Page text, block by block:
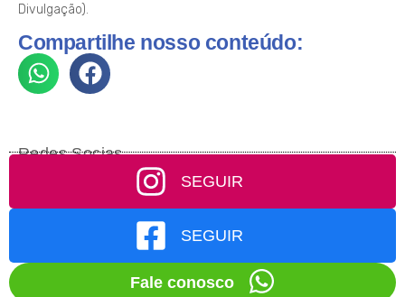
Divulgação).
Compartilhe nosso conteúdo:
Redes Socias
SEGUIR
SEGUIR
Fale conosco